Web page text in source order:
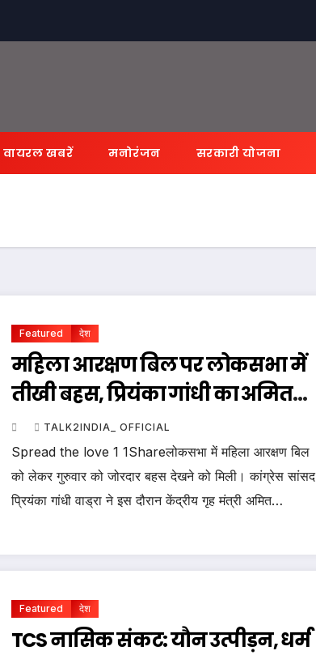
वायरल खबरें मनोरंजन सरकारी योजना
Featured देश
महिला आरक्षण बिल पर लोकसभा में
तीखी बहस, प्रियंका गांधी का अमित
शाह पर ‘चाणक्य’ तंज
TALK2INDIA_ OFFICIAL
Spread the love 1 1Shareलोकसभा में महिला आरक्षण बिल
को लेकर गुरुवार को जोरदार बहस देखने को मिली। कांग्रेस सांसद
प्रियंका गांधी वाड्रा ने इस दौरान केंद्रीय गृह मंत्री अमित…
Featured देश
TCS नासिक संकट: यौन उत्पीड़न, धर्म